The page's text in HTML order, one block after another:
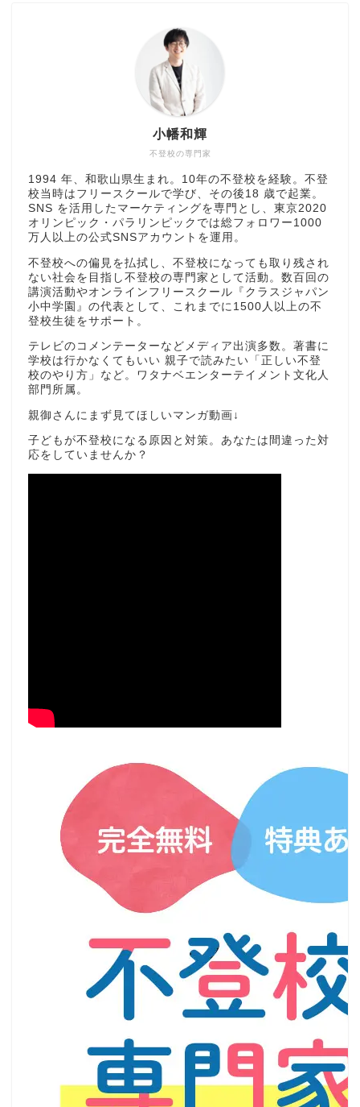
不登校の専門家
小幡和輝
1994 年、和歌山県生まれ。10年の不登校を経験。不登
校当時はフリースクールで学び、その後18 歳で起業。
SNS を活用したマーケティングを専門とし、東京2020
オリンピック・パラリンピックでは総フォロワー1000
万人以上の公式SNSアカウントを運用。
不登校への偏見を払拭し、不登校になっても取り残され
ない社会を目指し不登校の専門家として活動。数百回の
講演活動やオンラインフリースクール『クラスジャパン
小中学園』の代表として、これまでに1500人以上の不
登校生徒をサポート。
テレビのコメンテーターなどメディア出演多数。著書に
学校は行かなくてもいい 親子で読みたい「正しい不登
校のやり方」など。ワタナベエンターテイメント文化人
部門所属。
親御さんにまず見てほしいマンガ動画↓
子どもが不登校になる原因と対策。あなたは間違った対
応をしていませんか？